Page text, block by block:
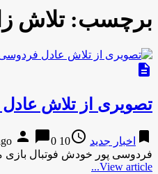
برچسب:تلاش
description
تصویری از تلاش
bookmark اخبار جدید access_time
10 years ago
person chat_bubble0
فردوسی پور خودش فوتبال بازی
View article...